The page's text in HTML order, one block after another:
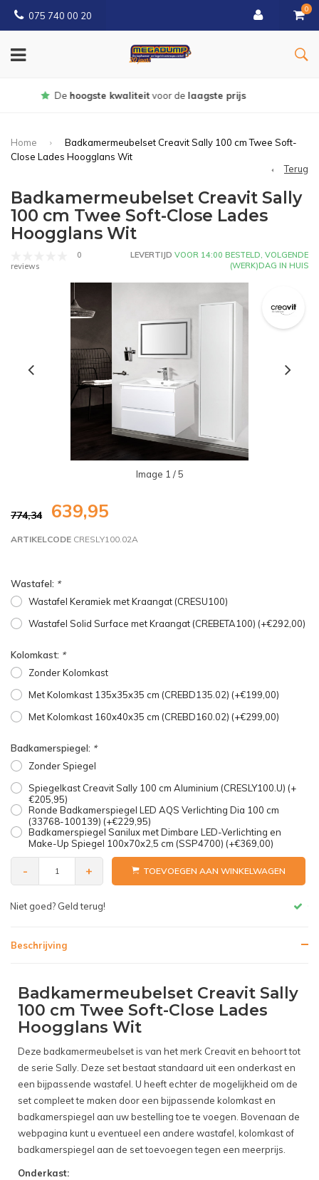
075 740 00 20
0
Gratisbezorgd vanaf € 150
Home
Badkamermeubelset Creavit Sally 100 cm Twee Soft-
Close Lades Hoogglans Wit
Terug
Badkamermeubelset Creavit Sally
100 cm Twee Soft-Close Lades
Hoogglans Wit
0
reviews
LEVERTIJD VOOR 14:00 BESTELD, VOLGENDE
(WERK)DAG IN HUIS
Image 1 / 5
774,34 639,95
ARTIKELCODE CRESLY100.02A
Wastafel: *
Wastafel Keramiek met Kraangat (CRESU100)
Wastafel Solid Surface met Kraangat (CREBETA100) (+€292,00)
Kolomkast: *
Zonder Kolomkast
Met Kolomkast 135x35x35 cm (CREBD135.02) (+€199,00)
Met Kolomkast 160x40x35 cm (CREBD160.02) (+€299,00)
Badkamerspiegel: *
Zonder Spiegel
Spiegelkast Creavit Sally 100 cm Aluminium (CRESLY100.U) (+
€205,95)
Ronde Badkamerspiegel LED AQS Verlichting Dia 100 cm
(33768-100139) (+€229,95)
Badkamerspiegel Sanilux met Dimbare LED-Verlichting en
Make-Up Spiegel 100x70x2,5 cm (SSP4700) (+€369,00)
- + TOEVOEGEN AAN WINKELWAGEN
Gratis bezorgen v.a. € 150,- (NL)
Beschrijving
Badkamermeubelset Creavit Sally
100 cm Twee Soft-Close Lades
Hoogglans Wit
Deze badkamermeubelset is van het merk Creavit en behoort tot
de serie Sally. Deze set bestaat standaard uit een onderkast en
een bijpassende wastafel. U heeft echter de mogelijkheid om de
set compleet te maken door een bijpassende kolomkast en
badkamerspiegel aan uw bestelling toe te voegen. Bovenaan de
webpagina kunt u eventueel een andere wastafel, kolomkast of
badkamerspiegel aan de set toevoegen tegen een meerprijs.
Onderkast: